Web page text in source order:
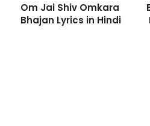
Om Jai Shiv Omkara
Bhajan Lyrics in Hindi